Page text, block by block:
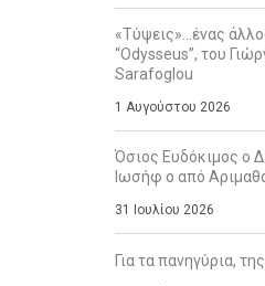
«Τύψεις»…ένας
“Odysseus”, του
Sarafoglou
1 Αυγούστου 2026
Όσιος Ευδόκιμος ο
Ιωσήφ ο από
31 Ιουλίου 2026
Για τα πανηγύρια,